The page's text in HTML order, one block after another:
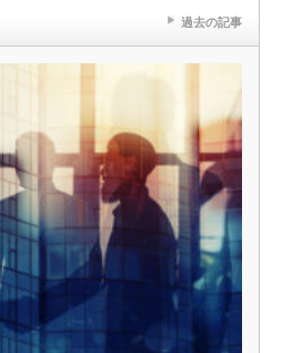
過去の記事